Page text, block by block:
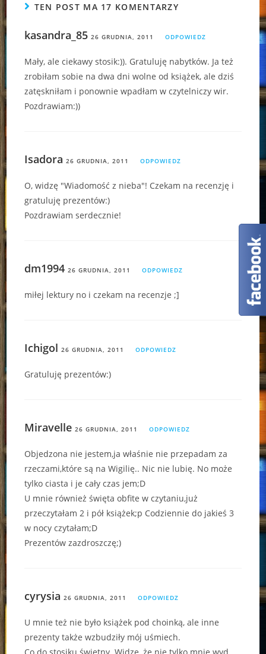
TEN POST MA 17 KOMENTARZY
kasandra_85 26 GRUDNIA, 2011 ODPOWIEDZ
Mały, ale ciekawy stosik:)). Gratuluję nabytków. Ja też
zrobiłam sobie na dwa dni wolne od książek, ale dziś
zatęskniłam i ponownie wpadłam w czytelniczy wir.
Pozdrawiam:))
Isadora 26 GRUDNIA, 2011 ODPOWIEDZ
O, widzę "Wiadomość z nieba"! Czekam na recenzję i
gratuluję prezentów:)
Pozdrawiam serdecznie!
dm1994 26 GRUDNIA, 2011 ODPOWIEDZ
miłej lektury no i czekam na recenzje ;]
Ichigol 26 GRUDNIA, 2011 ODPOWIEDZ
Gratuluję prezentów:)
Miravelle 26 GRUDNIA, 2011 ODPOWIEDZ
Objedzona nie jestem,ja właśnie nie przepadam za
rzeczami,które są na Wigilię.. Nic nie lubię. No może
tylko ciasta i je cały czas jem;D
U mnie również święta obfite w czytaniu,już
przeczytałam 2 i pół książek;p Codziennie do jakieś 3
w nocy czytałam;D
Prezentów zazdroszczę;)
cyrysia 26 GRUDNIA, 2011 ODPOWIEDZ
U mnie też nie było książek pod choinką, ale inne
prezenty także wzbudziły mój uśmiech.